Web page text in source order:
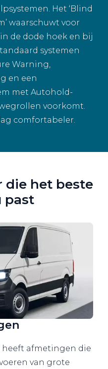
Het ‘Blind
waarschuwt voor
de dode hoek en bij
systemen
Warning,
en een
met Autohold-
voorkomt.
comfortabeler.
die het beste
past
heeft afmetingen die
van grote